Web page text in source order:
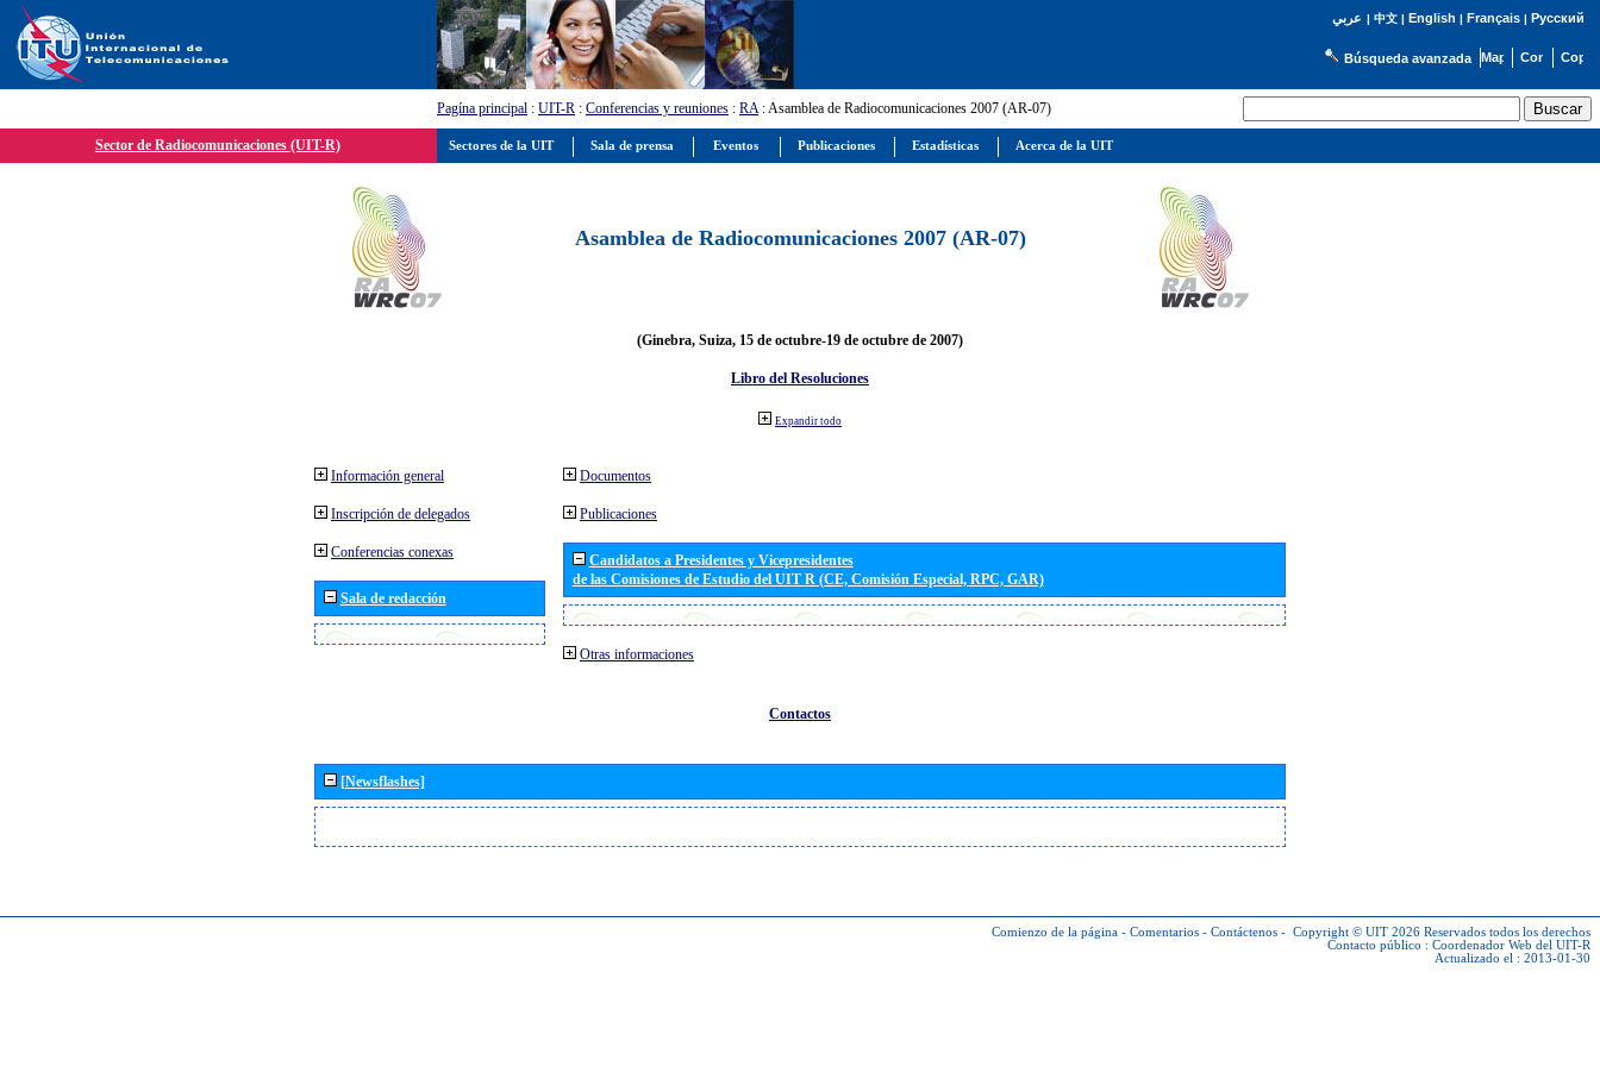
عربي | 中文| English | Français| Русский
Búsqueda avanzada
Pagína principal : UIT-R : Conferencias y reuniones : RA: Asamblea de Radiocomunicaciones 2007 (AR-07)
Sector de Radiocomunicaciones (UIT-R)
Asamblea de Radiocomunicaciones 2007 (AR-07)
(Ginebra, Suiza, 15 de octubre-19 de octubre de 2007)
Libro del Resoluciones
Expandir todo
Información general
Inscripción de delegados
Conferencias conexas
Sala de redacción
Documentos
Publicaciones
Candidatos a Presidentes y Vicepresidentes
de las Comisiones de Estudio del UIT R (CE, Comisión Especial, RPC, GAR)
Otras informaciones
Contactos
[Newsflashes]
Comienzo de la página - Comentarios - Contáctenos - Copyright © UIT 2026 Reservados todos los derechos
Contacto público : Coordenador Web del UIT-R
Actualizado el : 2013-01-30
Sectores de la UIT Sala de prensa Eventos Publicaciones Estadísticas Acerca de la UIT